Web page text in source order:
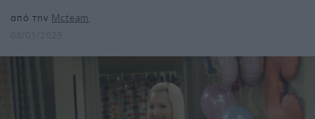
από την Mcteam